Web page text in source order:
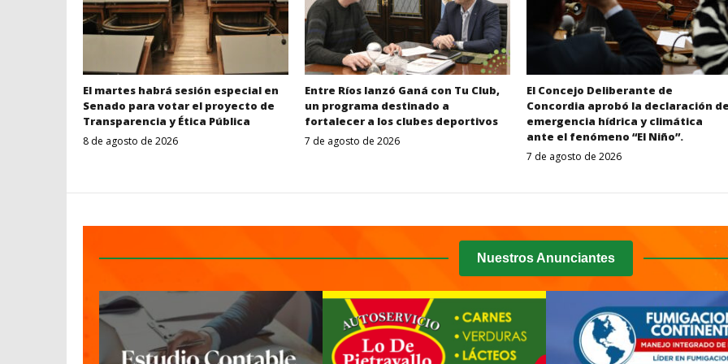
El martes habrá sesión especial en
Senado para votar el proyecto de
Transparencia y Ética Pública
8 de agosto de 2026
Entre Ríos lanzó Ganá con Tu Club,
un programa destinado a
fortalecer a los clubes deportivos
7 de agosto de 2026
El Concejo Deliberante de
Concordia aprobó la declaración
emergencia hídrica y climática
ante el fenómeno “El Niño”.
7 de agosto de 2026
Nuestros Anunciantes